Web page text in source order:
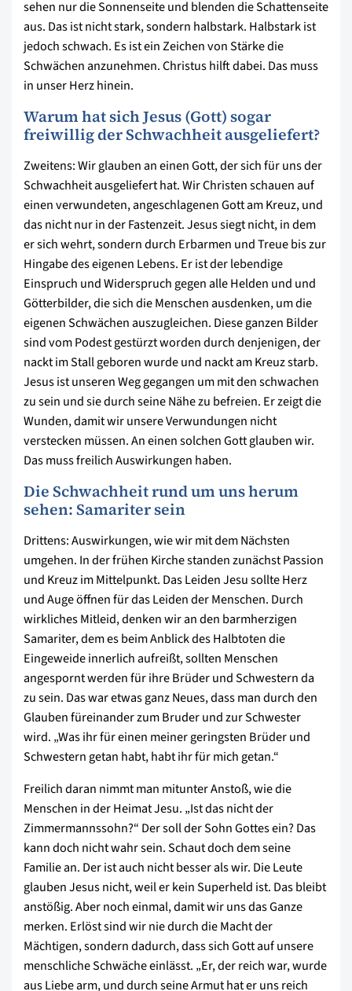
sehen nur die Sonnenseite und blenden die Schattenseite
aus. Das ist nicht stark, sondern halbstark. Halbstark ist
jedoch schwach. Es ist ein Zeichen von Stärke die
Schwächen anzunehmen. Christus hilft dabei. Das muss
in unser Herz hinein.
Warum hat sich Jesus (Gott) sogar
freiwillig der Schwachheit ausgeliefert?
Zweitens: Wir glauben an einen Gott, der sich für uns der
Schwachheit ausgeliefert hat. Wir Christen schauen auf
einen verwundeten, angeschlagenen Gott am Kreuz, und
das nicht nur in der Fastenzeit. Jesus siegt nicht, in dem
er sich wehrt, sondern durch Erbarmen und Treue bis zur
Hingabe des eigenen Lebens. Er ist der lebendige
Einspruch und Widerspruch gegen alle Helden und und
Götterbilder, die sich die Menschen ausdenken, um die
eigenen Schwächen auszugleichen. Diese ganzen Bilder
sind vom Podest gestürzt worden durch denjenigen, der
nackt im Stall geboren wurde und nackt am Kreuz starb.
Jesus ist unseren Weg gegangen um mit den schwachen
zu sein und sie durch seine Nähe zu befreien. Er zeigt die
Wunden, damit wir unsere Verwundungen nicht
verstecken müssen. An einen solchen Gott glauben wir.
Das muss freilich Auswirkungen haben.
Die Schwachheit rund um uns herum
sehen: Samariter sein
Drittens: Auswirkungen, wie wir mit dem Nächsten
umgehen. In der frühen Kirche standen zunächst Passion
und Kreuz im Mittelpunkt. Das Leiden Jesu sollte Herz
und Auge öffnen für das Leiden der Menschen. Durch
wirkliches Mitleid, denken wir an den barmherzigen
Samariter, dem es beim Anblick des Halbtoten die
Eingeweide innerlich aufreißt, sollten Menschen
angespornt werden für ihre Brüder und Schwestern da
zu sein. Das war etwas ganz Neues, dass man durch den
Glauben füreinander zum Bruder und zur Schwester
wird. „Was ihr für einen meiner geringsten Brüder und
Schwestern getan habt, habt ihr für mich getan.“
Freilich daran nimmt man mitunter Anstoß, wie die
Menschen in der Heimat Jesu. „Ist das nicht der
Zimmermannssohn?“ Der soll der Sohn Gottes ein? Das
kann doch nicht wahr sein. Schaut doch dem seine
Familie an. Der ist auch nicht besser als wir. Die Leute
glauben Jesus nicht, weil er kein Superheld ist. Das bleibt
anstößig. Aber noch einmal, damit wir uns das Ganze
merken. Erlöst sind wir nie durch die Macht der
Mächtigen, sondern dadurch, dass sich Gott auf unsere
menschliche Schwäche einlässt. „Er, der reich war, wurde
aus Liebe arm, und durch seine Armut hat er uns reich